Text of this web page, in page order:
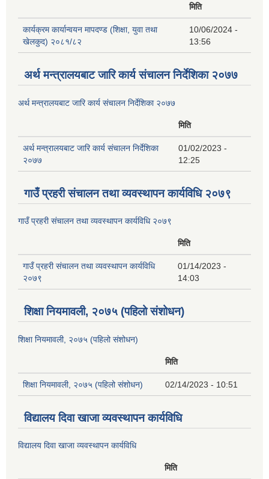
मिति
कार्यक्रम कार्यान्वयन मापदण्ड (शिक्षा, युवा तथा
खेलकुद) २०८१/८२
10/06/2024 -
13:56
अर्थ मन्त्रालयबाट जारि कार्य संचालन निर्देशिका २०७७
अर्थ मन्त्रालयबाट जारि कार्य संचालन निर्देशिका २०७७
मिति
अर्थ मन्त्रालयबाट जारि कार्य संचालन निर्देशिका
२०७७
01/02/2023 -
12:25
गाउँ प्रहरी संचालन तथा व्यवस्थापन कार्यविधि २०७९
गाउँ प्रहरी संचालन तथा व्यवस्थापन कार्यविधि २०७९
मिति
गाउँ प्रहरी संचालन तथा व्यवस्थापन कार्यविधि
२०७९
01/14/2023 -
14:03
शिक्षा नियमावली, २०७५ (पहिलो संशोधन)
शिक्षा नियमावली, २०७५ (पहिलो संशोधन)
मिति
शिक्षा नियमावली, २०७५ (पहिलो संशोधन) 02/14/2023 - 10:51
विद्यालय दिवा खाजा व्यवस्थापन कार्यविधि
विद्यालय दिवा खाजा व्यवस्थापन कार्यविधि
मिति